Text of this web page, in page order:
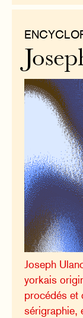
Joseph
yorkais
procédés et
sérigraphie,